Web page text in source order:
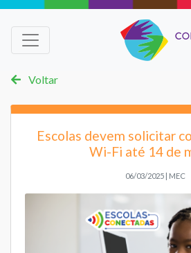
Voltar
Escolas devem solicitar
Wi-Fi até 14 de
06/03/2025 | MEC